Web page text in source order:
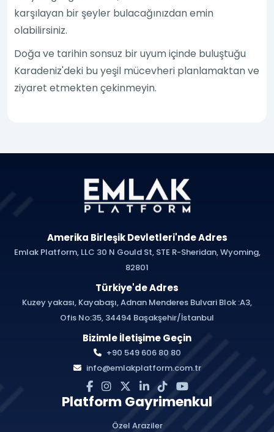
karşılayan bir şeyler bulacağınızdan emin
olabilirsiniz.
Doğa ve tarihin sonsuz bir uyum içinde buluştuğu
Karadeniz'deki bu yeşil mücevheri planlamaktan ve
ziyaret etmekten çekinmeyin.
Amerika Birleşik Devletleri'nde Adres
Emlak Platform, LLC 30 N Gould St, STE R-Sheridan, Wyoming,
82801
Türkiye'de Adres
Kuzey yakası, Kayabaşı, Adnan Menderes Bulvari Blok :A3,
Ofis No:35, 34494 Başakşehir/İstanbul
Bizimle İletişime Geçin
+90 549 606 80 80
info@emlakplatform.com.tr
Platform Gayrimenkul
Özel Araziler